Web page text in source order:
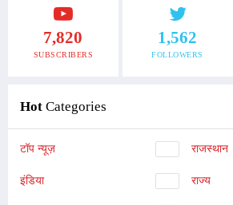
7,820
SUBSCRIBERS
1,562
FOLLOWERS
Hot Categories
टॉप न्यूज़ राजस्थान
इंडिया राज्य